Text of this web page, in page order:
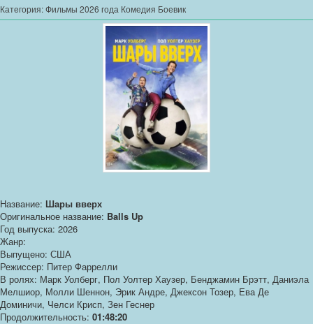
Категория:Фильмы 2026 года Комедия Боевик
Название: Шары вверх
Оригинальное название: Balls Up
Год выпуска: 2026
Жанр:
Выпущено: США
Режиссер: Питер Фаррелли
В ролях: Марк Уолберг, Пол Уолтер Хаузер, Бенджамин Брэтт, Даниэла
Мелшиор, Молли Шеннон, Эрик Андре, Джексон Тозер, Ева Де
Доминичи, Челси Крисп, Зен Геснер
Продолжительность: 01:48:20